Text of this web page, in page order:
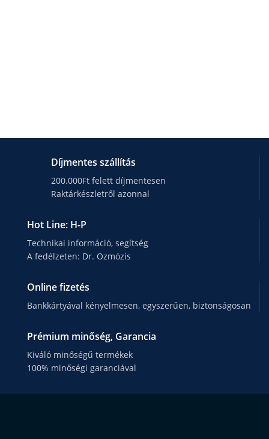
Díjmentes szállítás
200.000Ft felett díjmentesen
Raktárkészletről azonnal
Hot Line: H-P
Technikai információ, segítség
A fedélzeten: Dr. Ozmózis
Online fizetés
Bankkártyával kényelmesen, egyszerűen, biztonságosan
Prémium minőség, Garancia
Kiváló minőségű termékek
100% minőségi garanciával